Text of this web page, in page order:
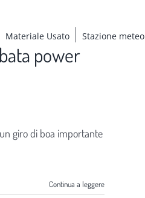
Materiale Usato Stazione meteo
power
giro di boa importante
Continua a leggere